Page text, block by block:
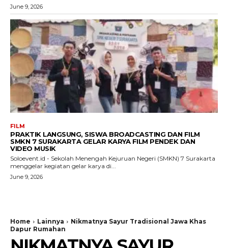
June 9, 2026
FILM
PRAKTIK LANGSUNG, SISWA BROADCASTING DAN FILM
SMKN 7 SURAKARTA GELAR KARYA FILM PENDEK DAN
VIDEO MUSIK
Soloevent.id - Sekolah Menengah Kejuruan Negeri (SMKN) 7 Surakarta
menggelar kegiatan gelar karya di...
June 9, 2026